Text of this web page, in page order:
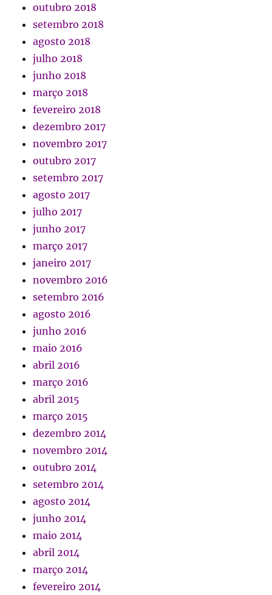
outubro 2018
setembro 2018
agosto 2018
julho 2018
junho 2018
março 2018
fevereiro 2018
dezembro 2017
novembro 2017
outubro 2017
setembro 2017
agosto 2017
julho 2017
junho 2017
março 2017
janeiro 2017
novembro 2016
setembro 2016
agosto 2016
junho 2016
maio 2016
abril 2016
março 2016
abril 2015
março 2015
dezembro 2014
novembro 2014
outubro 2014
setembro 2014
agosto 2014
junho 2014
maio 2014
abril 2014
março 2014
fevereiro 2014